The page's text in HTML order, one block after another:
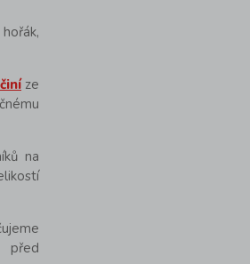
ze
na
před